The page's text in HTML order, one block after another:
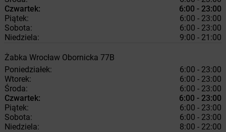
Czwartek:
6:00 - 23:00
Piątek:
6:00 - 23:00
Sobota:
6:00 - 23:00
Niedziela:
9:00 - 21:00
Żabka Wrocław Obornicka 77B
Poniedziałek:
6:00 - 23:00
Wtorek:
6:00 - 23:00
Środa:
6:00 - 23:00
Czwartek:
6:00 - 23:00
Piątek:
6:00 - 23:00
Sobota:
6:00 - 23:00
Niedziela:
8:00 - 22:00